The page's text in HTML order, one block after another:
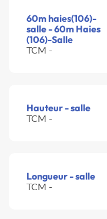
60m haies(106)-
salle - 60m Haies
(106)-Salle
TCM -
Hauteur - salle
TCM -
Longueur - salle
TCM -